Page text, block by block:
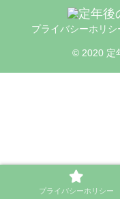
プライバシーホリシ
© 2020 定
プライバシーホリシー